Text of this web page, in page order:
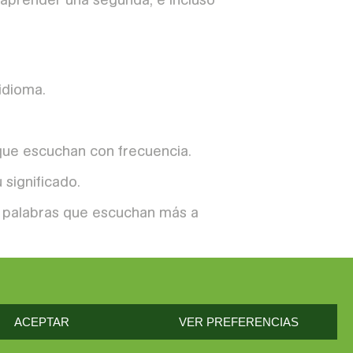
ACEPTAR VER PREFERENCIAS
escuchan con frecuencia.
significado.
que escuchan más a